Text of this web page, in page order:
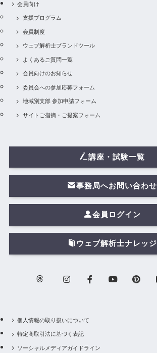
会員向け
支援プログラム
会員制度
ウェブ解析士ブランドツール
よくあるご質問一覧
会員向けのお知らせ
委員会への参加応募フォーム
地域別支部 参加申請フォーム
サイトご指摘・ご提案フォーム
講座・試験一覧
事務局へお問い合わせ
会員ログイン
ウェブ解析士ナレッジ
個人情報の取り扱いについて
特定商取引法に基づく表記
ソーシャルメディアガイドライン